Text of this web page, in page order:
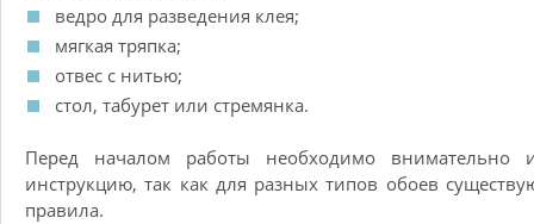
ведро для разведения клея;
мягкая тряпка;
отвес с нитью;
стол, табурет или стремянка.
Перед началом работы необходимо внимательно
инструкцию, так как для разных типов обоев
правила.